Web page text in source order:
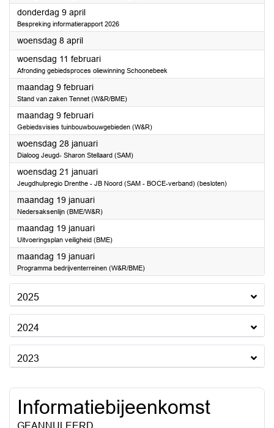
donderdag 9 april2026
Bespreking informatierapport 2026
woensdag 8 april2026
woensdag 11 februari2026
Afronding gebiedsproces oliewinning Schoonebeek
maandag 9 februari2026
Stand van zaken Tennet (W&R/BME)
maandag 9 februari2026
Gebiedsvisies tuinbouwbouwgebieden (W&R)
woensdag 28 januari2026
Dialoog Jeugd- Sharon Stellaard (SAM)
woensdag 21 januari2026
Jeugdhulpregio Drenthe - JB Noord (SAM - BOCE-verband) (besloten)
maandag 19 januari2026
Nedersaksenlijn (BME/W&R)
maandag 19 januari2026
Uitvoeringsplan veiligheid (BME)
maandag 19 januari2026
Programma bedrijventerreinen (W&R/BME)
2025
2024
2023
Informatiebijeenkomst
GEANNULEERD